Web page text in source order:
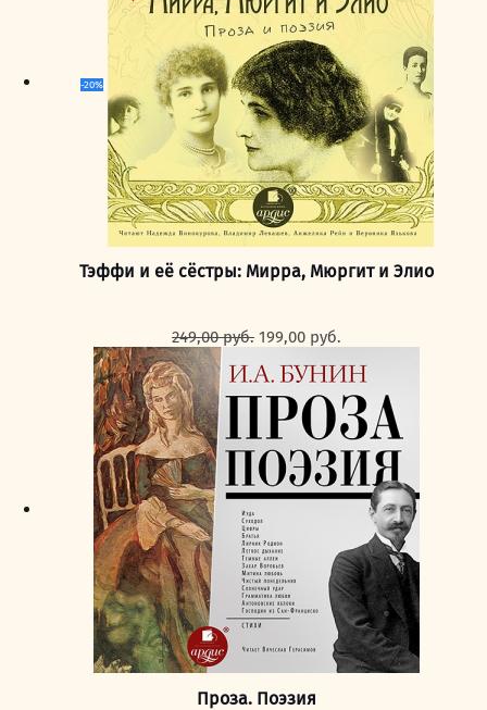
-20%
Тэффи и её сёстры: Мирра, Мюргит и Элио
249,00руб. Первоначальная
составляла
249,00 руб..
199,00 руб.
199,00 руб..
Проза. Поэзия